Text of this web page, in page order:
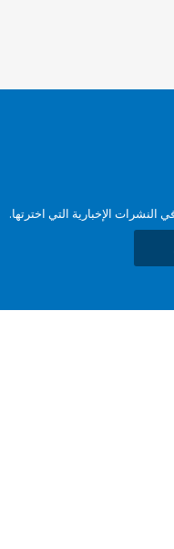
النشرات الإخبارية التي اخترتها.